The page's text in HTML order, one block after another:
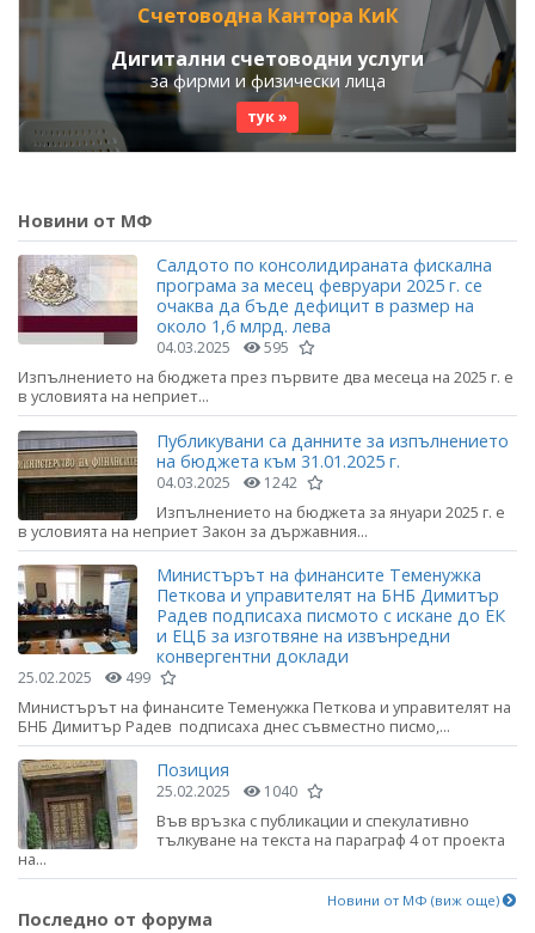
Счетоводна Кантора КиК
Дигитални счетоводни услуги
за фирми и физически лица
тук »
Новини от МФ
Салдото по консолидираната фискална
програма за месец февруари 2025 г. се
очаква да бъде дефицит в размер на
около 1,6 млрд. лева
04.03.2025 595
Изпълнението на бюджета през първите два месеца на 2025 г. е
в условията на неприет...
Публикувани са данните за изпълнението
на бюджета към 31.01.2025 г.
04.03.2025 1242
Изпълнението на бюджета за януари 2025 г. е
в условията на неприет Закон за държавния...
Министърът на финансите Теменужка
Петкова и управителят на БНБ Димитър
Радев подписаха писмото с искане до ЕК
и ЕЦБ за изготвяне на извънредни
конвергентни доклади
25.02.2025 499
Министърът на финансите Теменужка Петкова и управителят на
БНБ Димитър Радев подписаха днес съвместно писмо,...
Позиция
25.02.2025 1040
Във връзка с публикации и спекулативно
тълкуване на текста на параграф 4 от проекта
на...
Новини от МФ (виж още)
Последно от форума